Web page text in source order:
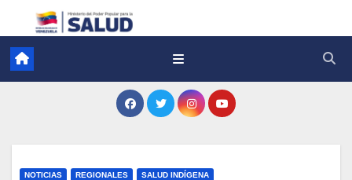
NOTICIAS REGIONALES SALUD INDÍGENA